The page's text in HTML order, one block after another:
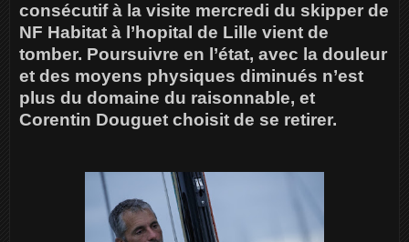
consécutif à la visite mercredi du skipper de
NF Habitat à l’hopital de Lille vient de
tomber. Poursuivre en l’état, avec la douleur
et des moyens physiques diminués n’est
plus du domaine du raisonnable, et
Corentin Douguet choisit de se retirer.